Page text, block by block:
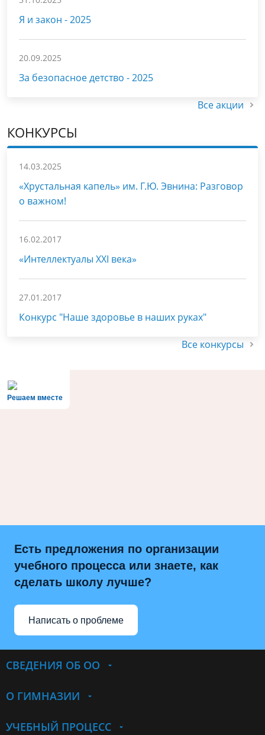
Я и закон - 2025
20.09.2025
За безопасное детство - 2025
Все акции
КОНКУРСЫ
14.03.2025
«Хрустальная капель» им. Г.Ю. Эвнина: Разговор
о важном!
16.02.2017
«Интеллектуалы XXI века»
27.01.2017
Конкурс "Наше здоровье в наших руках"
Все конкурсы
Решаем вместе
Есть предложения по организации
учебного процесса или знаете, как
сделать школу лучше?
Написать о проблеме
СВЕДЕНИЯ ОБ ОО
О ГИМНАЗИИ
УЧЕБНЫЙ ПРОЦЕСС